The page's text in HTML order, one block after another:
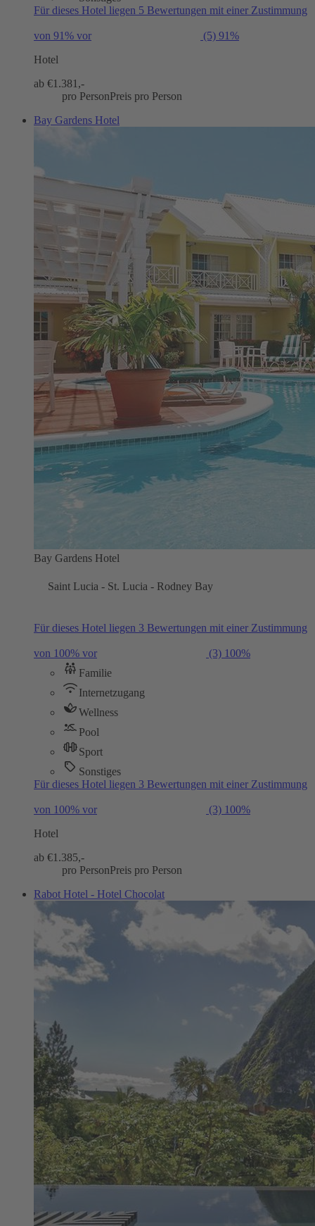
Für dieses Hotel liegen 5 Bewertungen mit einer Zustimmung
von 91% vor (5) 91%
Hotel
ab €1.381,-
pro PersonPreis pro Person
Bay Gardens Hotel
Bay Gardens Hotel
Saint Lucia - St. Lucia - Rodney Bay
Für dieses Hotel liegen 3 Bewertungen mit einer Zustimmung
von 100% vor (3) 100%
Familie
Internetzugang
Wellness
Pool
Sport
Sonstiges
Für dieses Hotel liegen 3 Bewertungen mit einer Zustimmung
von 100% vor (3) 100%
Hotel
ab €1.385,-
pro PersonPreis pro Person
Rabot Hotel - Hotel Chocolat